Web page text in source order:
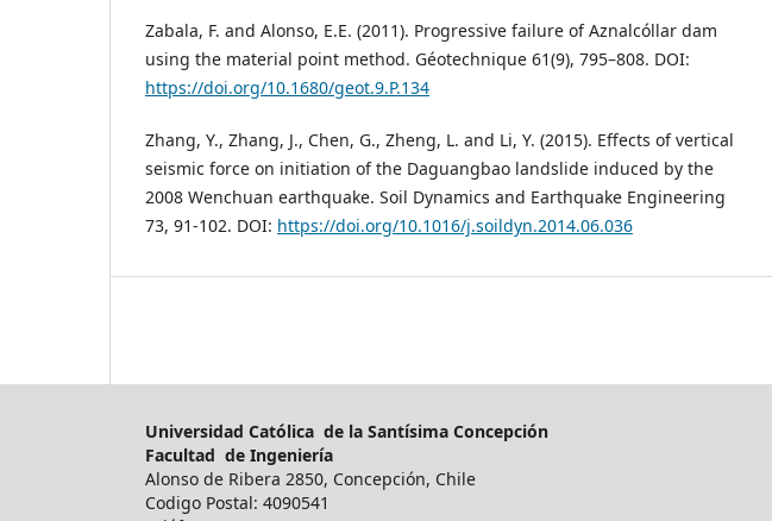
Zabala, F. and Alonso, E.E. (2011). Progressive failure of Aznalcóllar dam
using the material point method. Géotechnique 61(9), 795–808. DOI:
https://doi.org/10.1680/geot.9.P.134
Zhang, Y., Zhang, J., Chen, G., Zheng, L. and Li, Y. (2015). Effects of vertical
seismic force on initiation of the Daguangbao landslide induced by the
2008 Wenchuan earthquake. Soil Dynamics and Earthquake Engineering
73, 91-102. DOI: https://doi.org/10.1016/j.soildyn.2014.06.036
Universidad Católica de la Santísima Concepción
Facultad de Ingeniería
Alonso de Ribera 2850, Concepción, Chile
Codigo Postal: 4090541